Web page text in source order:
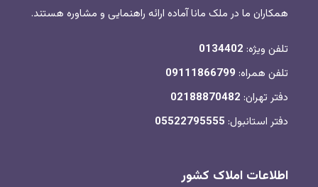
همکاران ما در ملک مانا آماده ارائه راهنمایی و مشاوره هستند.
تلفن ویژه: 0134402
تلفن همراه: 09111866799
دفتر تهران: 02188870482
دفتر استانبول: 05522795555
اطلاعات املاک کشور